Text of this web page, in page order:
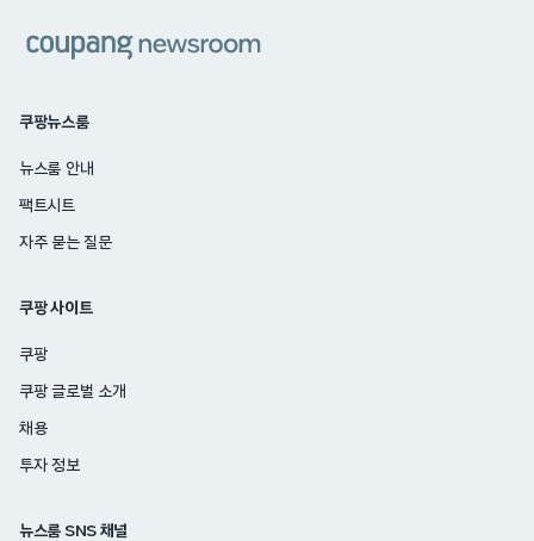
쿠팡뉴스룸
뉴스룸 안내
팩트시트
자주 묻는 질문
쿠팡 사이트
쿠팡
쿠팡 글로벌 소개
채용
투자 정보
뉴스룸 SNS 채널